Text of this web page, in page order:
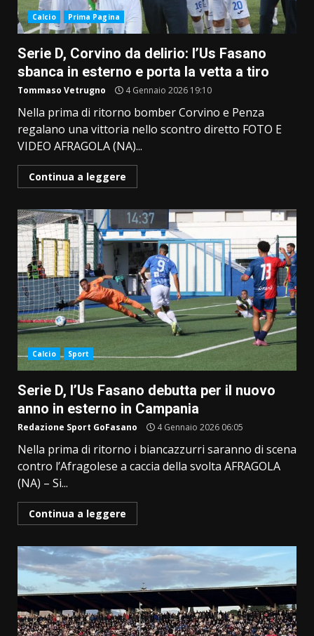
Calcio Prima Pagina
Serie D, Corvino da delirio: l’Us Fasano
sbanca in esterno e porta la vetta a tiro
Tommaso Vetrugno 4 Gennaio 2026 19:10
Nella prima di ritorno bomber Corvino e Penza
regalano una vittoria nello scontro diretto FOTO E
VIDEO AFRAGOLA (NA)...
Continua a leggere
Calcio Sport
Serie D, l’Us Fasano debutta per il nuovo
anno in esterno in Campania
Redazione Sport GoFasano 4 Gennaio 2026 06:05
Nella prima di ritorno i biancazzurri saranno di scena
contro l’Afragolese a caccia della svolta AFRAGOLA
(NA) – Si...
Continua a leggere